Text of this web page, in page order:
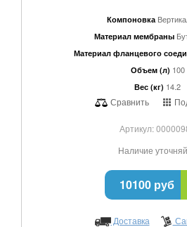
Компоновка
Материал мембраны
Материал фланцевого
Объем (л) 100
Вес (кг) 14.2
Сравнить
Артикул:
Наличие
10100 руб
Доставка